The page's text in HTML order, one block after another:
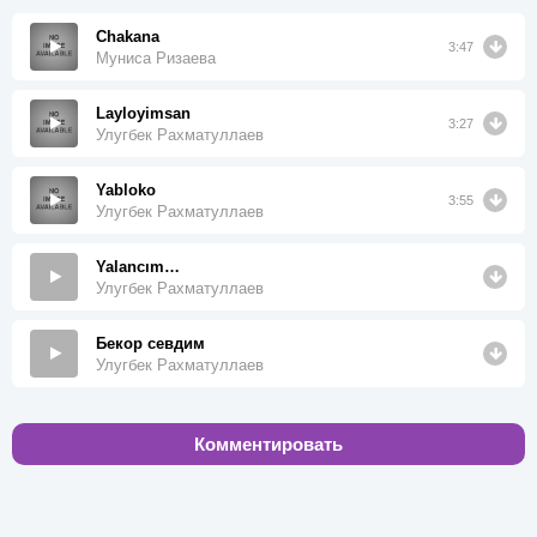
Chakana
Муниса Ризаева
3:47
Layloyimsan
Улугбек Рахматуллаев
3:27
Yabloko
Улугбек Рахматуллаев
3:55
Yalancım…
Улугбек Рахматуллаев
Бекор севдим
Улугбек Рахматуллаев
Комментировать